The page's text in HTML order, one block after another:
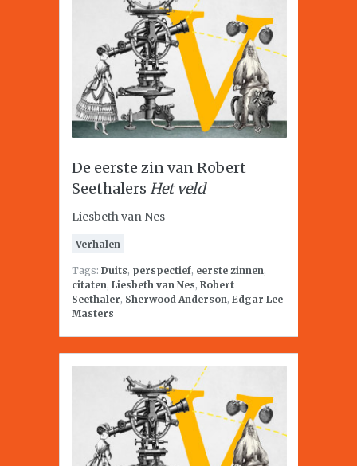
De eerste zin van Robert
Seethalers Het veld
Liesbeth van Nes
Verhalen
Tags: Duits, perspectief, eerste zinnen,
citaten, Liesbeth van Nes, Robert
Seethaler, Sherwood Anderson, Edgar Lee
Masters